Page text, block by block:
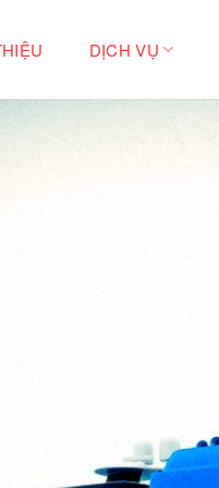
DỊCH VỤ